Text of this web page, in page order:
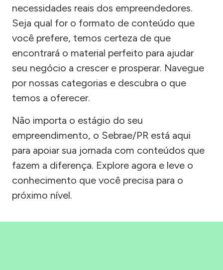
necessidades reais dos empreendedores.
Seja qual for o formato de conteúdo que
você prefere, temos certeza de que
encontrará o material perfeito para ajudar
seu negócio a crescer e prosperar. Navegue
por nossas categorias e descubra o que
temos a oferecer.
Não importa o estágio do seu
empreendimento, o Sebrae/PR está aqui
para apoiar sua jornada com conteúdos que
fazem a diferença. Explore agora e leve o
conhecimento que você precisa para o
próximo nível.